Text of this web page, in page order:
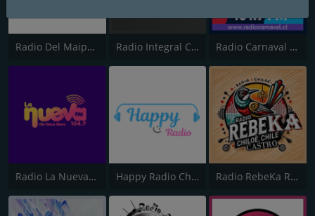
Radio Del Maipo FM Radio Integral Calama Radio Carnaval Calama
Radio La Nueva FM Happy Radio Chile Radio RebeKa RBK